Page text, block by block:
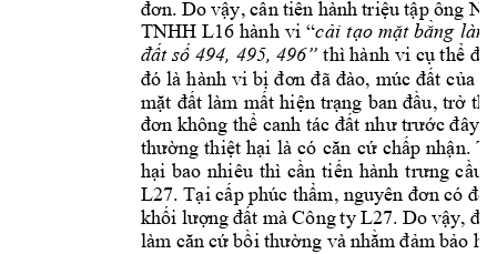
đơn. Do vậy, cần tiến hành triệu tập ông
TNHH L16 hành vi “cải tạo mặt bằng làm
đất số 494, 495, 496” thì hành vi cụ thể đó
đó là hành vi bị đơn đã đào, múc đất của
mặt đất làm mất hiện trạng ban đầu, trở
đơn không thể canh tác đất như trước đây
thường thiệt hại là có căn cứ chấp nhận.
hại bao nhiêu thì cần tiến hành trưng cầu
L27. Tại cấp phúc thẩm, nguyên đơn có
khối lượng đất mà Công ty L27. Do vậy, để
làm căn cứ bồi thường và nhằm đảm bảo